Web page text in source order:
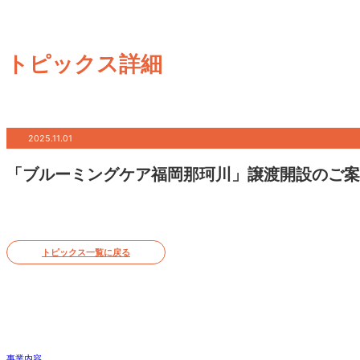
トピックス詳細
2025.11.01
「ブルーミングケア福岡那珂川」譲渡開設のご
トピックス一覧に戻る